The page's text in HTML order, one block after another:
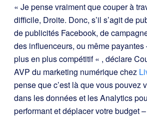
« Je pense vraiment que couper à
difficile, Droite. Donc, s’il s’agit de
de publicités Facebook, de
des influenceurs, ou même payantes
plus en plus compétitif « , déclare
AVP du marketing numérique chez
pense que c’est là que vous pouvez
dans les données et les Analytics
performant et déplacer votre budget